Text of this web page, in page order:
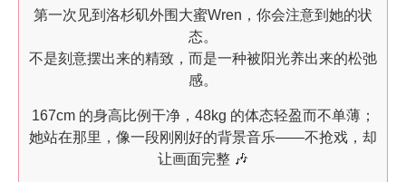
第一次见到洛杉矶外围大蜜Wren，你会注意到她的状
态。
不是刻意摆出来的精致，而是一种被阳光养出来的松弛
感。
167cm 的身高比例干净，48kg 的体态轻盈而不单薄；
她站在那里，像一段刚刚好的背景音乐——不抢戏，却
让画面完整 🎶